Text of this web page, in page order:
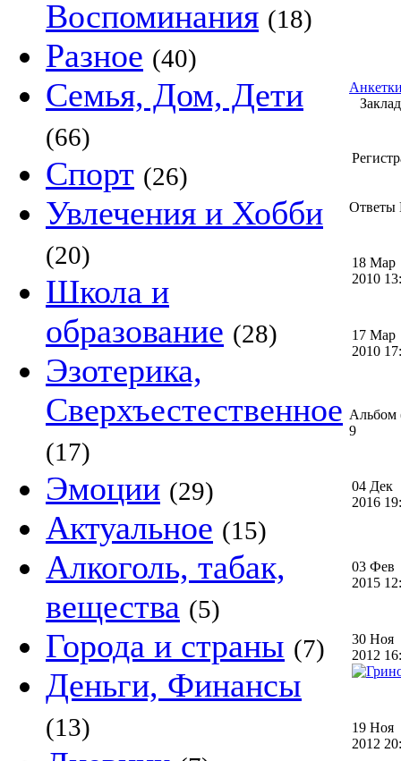
Воспоминания (18)
Разное (40)
Семья, Дом, Дети
(66)
Спорт (26)
Увлечения и Хобби
(20)
Школа и
образование (28)
Эзотерика,
Сверхъестественное
(17)
Эмоции (29)
Актуальное (15)
Алкоголь, табак,
вещества (5)
Города и страны (7)
Деньги, Финансы
(13)
Ответы
18 Мар
2010
17 Мар
2010
Альбом
9
04 Дек
2016
03 Фев
2015
30 Ноя
2012
19 Ноя
2012